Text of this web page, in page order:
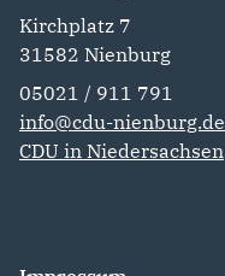
Kirchplatz 7
31582 Nienburg
05021 / 911 791
info@cdu-nienburg.de
CDU in Niedersachsen